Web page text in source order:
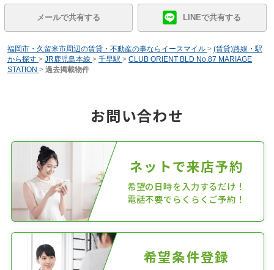
メールで共有する LINEで共有する
福岡市・久留米市周辺の賃貸・不動産の事ならイースマイル > (賃貸)路線・駅
から探す > JR鹿児島本線 > 千早駅 > CLUB ORIENT BLD No.87 MARIAGE
STATION > 過去掲載物件
お問い合わせ
ネットで来店予約
希望の日時を入力するだけ！
電話不要でらくらくご予約！
希望条件登録